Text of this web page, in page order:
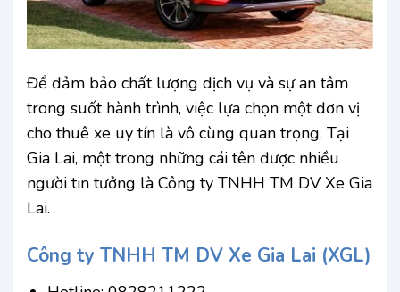
Để đảm bảo chất lượng dịch vụ và sự an tâm
trong suốt hành trình, việc lựa chọn một đơn vị
cho thuê xe uy tín là vô cùng quan trọng. Tại
Gia Lai, một trong những cái tên được nhiều
người tin tưởng là Công ty TNHH TM DV Xe Gia
Lai.
Công ty TNHH TM DV Xe Gia Lai (XGL)